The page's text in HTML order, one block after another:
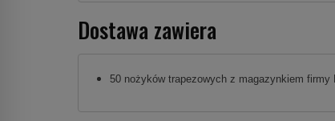
Dostawa zawiera
50 nożyków trapezowych z magazynkiem firmy